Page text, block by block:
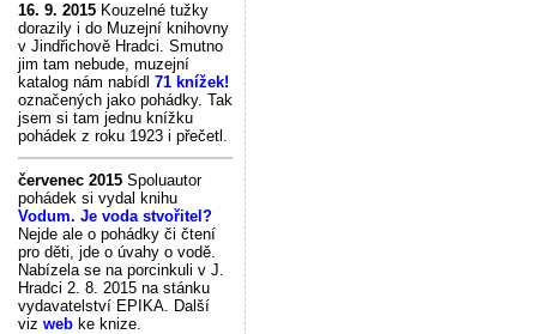
16. 9. 2015Kouzelné tužky
dorazily i do Muzejní knihovny
v Jindřichově Hradci. Smutno
jim tam nebude, muzejní
katalog nám nabídl 71 knížek!
označených jako pohádky. Tak
jsem si tam jednu knížku
pohádek z roku 1923 i přečetl.
červenec 2015Spoluautor
pohádek si vydal knihu
Vodum. Je voda stvořitel?
Nejde ale o pohádky či čtení
pro děti, jde o úvahy o vodě.
Nabízela se na porcinkuli v J.
Hradci 2. 8. 2015 na stánku
vydavatelství EPIKA. Další
viz webke knize.